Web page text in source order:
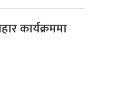
कार्यक्रममा